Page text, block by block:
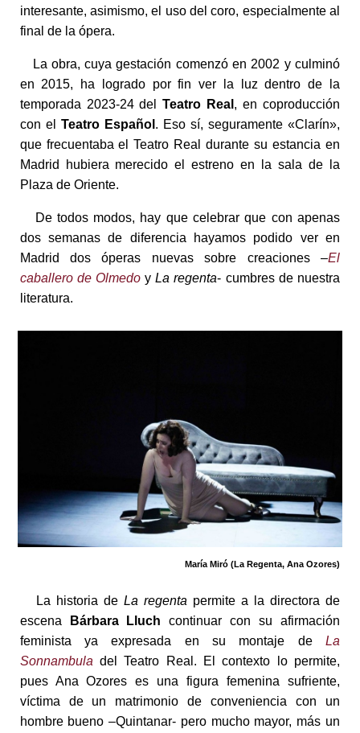
interesante, asimismo, el uso del coro, especialmente al
final de la ópera.
La obra, cuya gestación comenzó en 2002 y culminó
en 2015, ha logrado por fin ver la luz dentro de la
temporada 2023-24 delTeatro Real , en coproducción
con el Teatro Español . Eso sí, seguramente «Clarín»,
que frecuentaba el Teatro Real durante su estancia en
Madrid hubiera merecido el estreno en la sala de la
Plaza de Oriente.
De todos modos, hay que celebrar que con apenas
dos semanas de diferencia hayamos podido ver en
Madrid dos óperas nuevas sobre creaciones –El
caballero de Olmedo yLa regenta- cumbres de nuestra
literatura.
María Miró (La Regenta, Ana Ozores)
La historia deLa regenta permite a la directora de
escena
Bárbara Lluch continuar con su afirmación
feminista ya expresada en su montaje de La
Sonnambula del Teatro Real. El contexto lo permite,
pues Ana Ozores es una figura femenina sufriente,
víctima de un matrimonio de conveniencia con un
hombre bueno –Quintanar- pero mucho mayor, más un